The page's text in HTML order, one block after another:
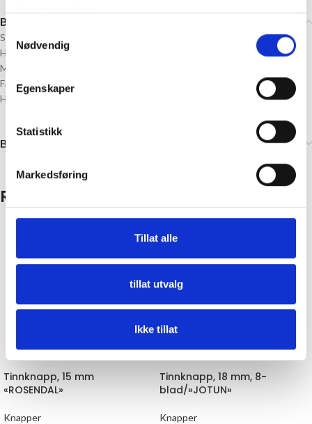
tjenestene deres.
Nødvendig
Egenskaper
Statistikk
Markedsføring
Tillat alle
tillat utvalg
Ikke tillat
Beskrivelse
Størrelse: 18 mm diameter
Hull: 2
Materiale: Plast
Farge: Lilla
Husk å velge antall knapper
Brand
Relaterte produkter
Tinnknapp, 15 mm
«ROSENDAL»
Knapper
Tinnknapp, 18 mm, 8-
blad/»JOTUN»
Knapper